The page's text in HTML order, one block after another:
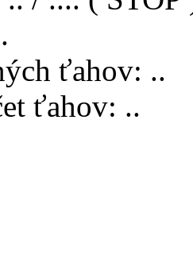
ťahov: ..
ťahov: ..